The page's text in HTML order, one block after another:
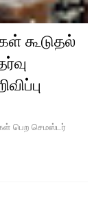
கூடுதல்
பெற செமஸ்டர்